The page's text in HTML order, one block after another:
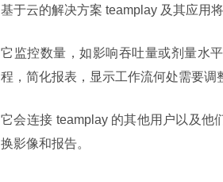
基于云的解决方案 teamplay 及其应用
它监控数量，如影响吞吐量或剂量水
程，简化报表，显示工作流何处需要调
它会连接 teamplay 的其他用户以及他
换影像和报告。